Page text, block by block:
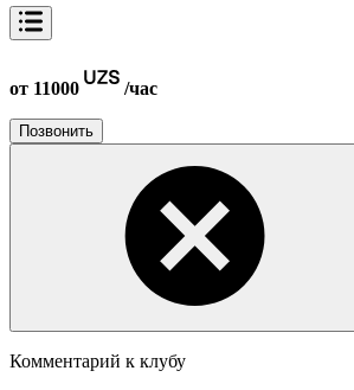
от 11000 /час
Позвонить
Комментарий к клубу